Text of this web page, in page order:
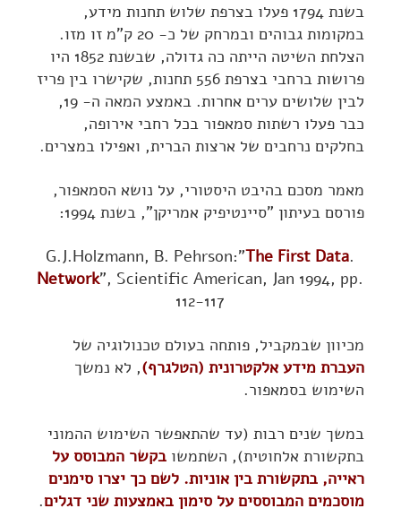
בשנת 1794 פעלו בצרפת שלוש תחנות מידע,
במקומות גבוהים ובמרחק של כ- 20 ק"מ זו מזו.
הצלחת השיטה הייתה כה גדולה, שבשנת 1852 היו
פרושות ברחבי בצרפת 556 תחנות, שקישרו בין פריז
לבין שלושים ערים אחרות. באמצע המאה ה- 19,
כבר פעלו רשתות סמאפור בכל רחבי אירופה,
בחלקים נרחבים של ארצות הברית, ואפילו במצרים.
מאמר מסכם בהיבט היסטורי, על נושא הסמאפור,
פורסם בעיתון "סיינטיפיק אמריקן", בשנת 1994:
.G.J.Holzmann, B. Pehrson:"
The First Data
Network", Scientific American, Jan 1994, pp.
112-117
מכיוון שבמקביל, פותחה בעולם טכנולוגיה של
העברת מידע אלקטרונית (הטלגרף), לא נמשך
השימוש בסמאפור.
במשך שנים רבות (עד שהתאפשר השימוש ההמוני
בתקשורת אלחוטית), השתמשו בקשר המבוסס על
ראייה, בתקשורת בין אוניות. לשם כך יצרו סימנים
מוסכמים המבוססים על סימון באמצעות שני דגלים.